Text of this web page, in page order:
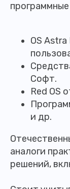
OS
Софт.
Red OS
и др.
аналоги
решений,